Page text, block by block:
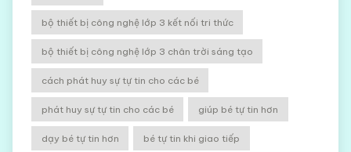
bộ thiết bị công nghệ lớp 3 kết nối tri thức
bộ thiết bị công nghệ lớp 3 chân trời sáng tạo
cách phát huy sự tự tin cho các bé
phát huy sự tự tin cho các bé giúp bé tự tin hơn
dạy bé tự tin hơn bé tự tin khi giao tiếp